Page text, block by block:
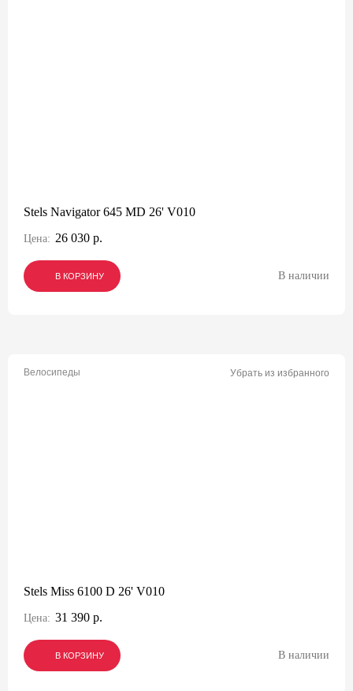
Stels Navigator 645 MD 26' V010
Цена: 26 030 р.
В КОРЗИНУ
В КОРЗИНУ
В КОРЗИНУ В наличии
Велосипеды Убрать из избранного
Stels Miss 6100 D 26' V010
Цена: 31 390 р.
В КОРЗИНУ
В КОРЗИНУ
В КОРЗИНУ В наличии